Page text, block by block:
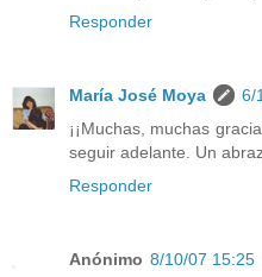
Responder
María José Moya
6/
¡¡Muchas, muchas
seguir adelante. Un
Responder
Anónimo 8/10/07 15:25